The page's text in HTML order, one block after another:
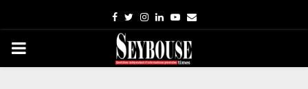
Facebook
TwitterInstagram
LinkedinYoutube
Email
PRIMARY